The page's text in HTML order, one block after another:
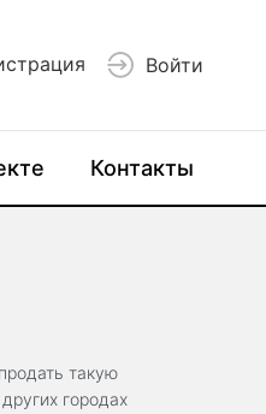
Войти
Контакты
такую
городах